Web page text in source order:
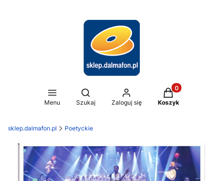
Menu
Otwórz wyszukiwarkę
Szukaj Zaloguj się
Produkty w
Koszyk
sklep.dalmafon.pl Poetyckie